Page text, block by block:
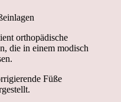
orthopädische
die in einem modisch
Füße